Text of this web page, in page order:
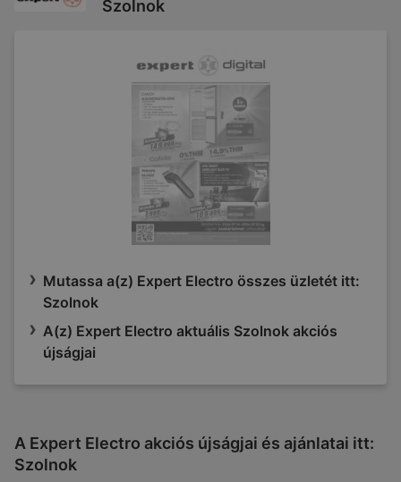
Szolnok
Mutassa a(z) Expert Electro összes üzletét itt:
Szolnok
A(z) Expert Electro aktuális Szolnok akciós
újságjai
A Expert Electro akciós újságjai és ajánlatai itt:
Szolnok